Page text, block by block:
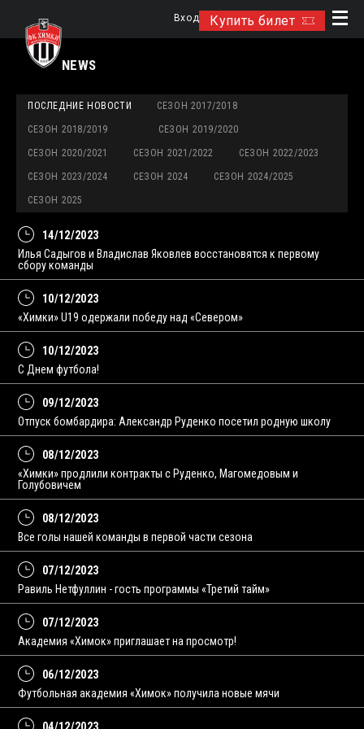
Купить билет
Вход
NEWS
ПОСЛЕДНИЕ НОВОСТИ СЕЗОН 2017/2018
СЕЗОН 2018/2019 СЕЗОН 2019/2020
СЕЗОН 2020/2021 СЕЗОН 2021/2022 СЕЗОН 2022/2023
СЕЗОН 2023/2024 СЕЗОН 2024 СЕЗОН 2024/2025
СЕЗОН 2025
14/12/2023
Илья Садыгов и Владислав Яковлев восстановятся к первому
сбору команды
10/12/2023
«Химки» U19 одержали победу над «Севером»
10/12/2023
С Днем футбола!
09/12/2023
Отпуск бомбардира: Александр Руденко посетил родную школу
08/12/2023
«Химки» продлили контракты с Руденко, Магомедовым и
Голубовичем
08/12/2023
Все голы нашей команды в первой части сезона
07/12/2023
Равиль Нетфуллин - гость программы «Третий тайм»
07/12/2023
Академия «Химок» приглашает на просмотр!
06/12/2023
Футбольная академия «Химок» получила новые мячи